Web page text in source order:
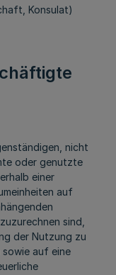
Konsulat)
nicht
oder genutzte
einer
auf
sind,
der Nutzung zu
auf eine